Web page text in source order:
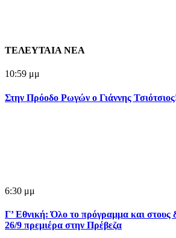
ΤΕΛΕΥΤΑΙΑ ΝΕΑ
10:59 μμ
Στην Πρόοδο Ρωγών ο Γιάννης
6:30 μμ
Γ’ Εθνική: Όλο το πρόγραμμα και στους
26/9 πρεμιέρα στην Πρέβεζα